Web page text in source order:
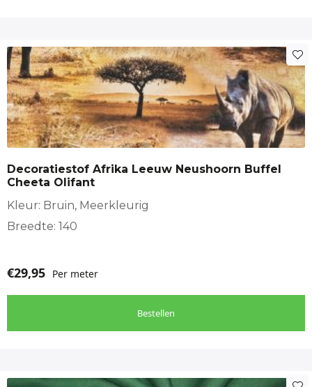
Decoratiestof Afrika Leeuw Neushoorn Buffel
Cheeta Olifant
Kleur: Bruin, Meerkleurig
Breedte: 140
€29,95 Per meter
Bestellen